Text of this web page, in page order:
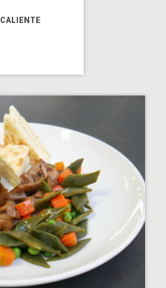
CALIENTE